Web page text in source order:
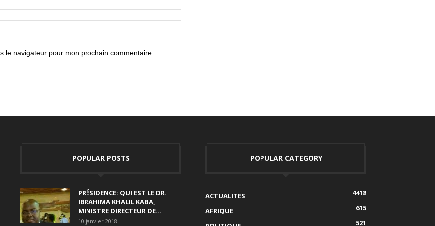
le navigateur pour mon prochain commentaire.
POPULAR POSTS
PRÉSIDENCE: QUI EST LE DR.
IBRAHIMA KHALIL KABA,
MINISTRE DIRECTEUR DE...
10 janvier 2018
POPULAR CATEGORY
ACTUALITES
4418
AFRIQUE
615
521